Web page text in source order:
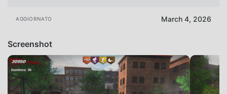
AGGIORNATO March 4, 2026
Screenshot